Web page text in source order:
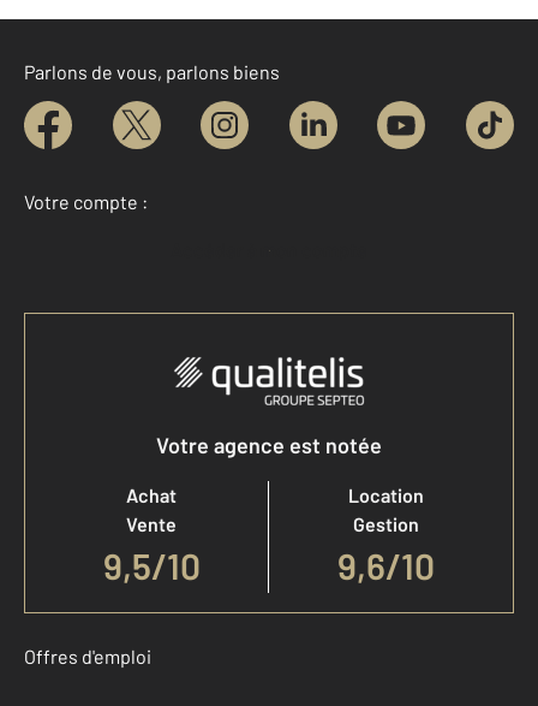
Parlons de vous, parlons biens
Votre compte :
Accéder à mon compte
Votre agence est notée
Achat
Vente
9,5/10
Location
Gestion
9,6/10
Offres d'emploi